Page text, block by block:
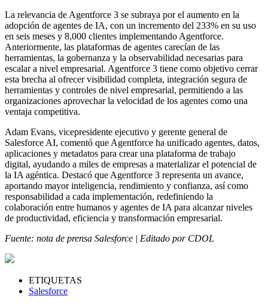
La relevancia de Agentforce 3 se subraya por el aumento en la
adopción de agentes de IA, con un incremento del 233% en su uso
en seis meses y 8,000 clientes implementando Agentforce.
Anteriormente, las plataformas de agentes carecían de las
herramientas, la gobernanza y la observabilidad necesarias para
escalar a nivel empresarial. Agentforce 3 tiene como objetivo cerrar
esta brecha al ofrecer visibilidad completa, integración segura de
herramientas y controles de nivel empresarial, permitiendo a las
organizaciones aprovechar la velocidad de los agentes como una
ventaja competitiva.
Adam Evans, vicepresidente ejecutivo y gerente general de
Salesforce AI, comentó que Agentforce ha unificado agentes, datos,
aplicaciones y metadatos para crear una plataforma de trabajo
digital, ayudando a miles de empresas a materializar el potencial de
la IA agéntica. Destacó que Agentforce 3 representa un avance,
aportando mayor inteligencia, rendimiento y confianza, así como
responsabilidad a cada implementación, redefiniendo la
colaboración entre humanos y agentes de IA para alcanzar niveles
de productividad, eficiencia y transformación empresarial.
Fuente: nota de prensa Salesforce | Editado por CDOL
ETIQUETAS
Salesforce